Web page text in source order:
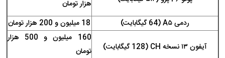
هزار تومان
ردمی A۵ (64 گیگابایت)
18 میلیون و 200 هزار تومان
آیفون ۱۳ نسخه CH (128 گیگابایت)
160 میلیون و 500 هزار
تومان